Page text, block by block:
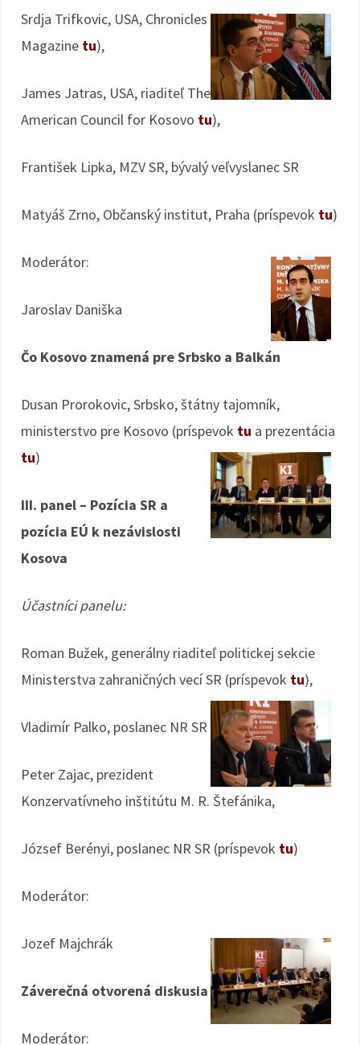
Srdja Trifkovic, USA, Chronicles
Magazine tu),
James Jatras, USA, riaditeľ The
American Council for Kosovo tu),
František Lipka, MZV SR, bývalý veľvyslanec SR
Matyáš Zrno, Občanský institut, Praha (príspevok tu)
Moderátor:
Jaroslav Daniška
Čo Kosovo znamená pre Srbsko a Balkán
Dusan Prorokovic, Srbsko, štátny tajomník,
ministerstvo pre Kosovo (príspevok tu a prezentácia
tu)
III. panel – Pozícia SR a
pozícia EÚ k nezávislosti
Kosova
Účastníci panelu:
Roman Bužek, generálny riaditeľ politickej sekcie
Ministerstva zahraničných vecí SR (príspevok tu),
Vladimír Palko, poslanec NR SR
Peter Zajac, prezident
Konzervatívneho inštitútu M. R. Štefánika,
József Berényi, poslanec NR SR (príspevok tu)
Moderátor:
Jozef Majchrák
Záverečná otvorená diskusia
Moderátor: